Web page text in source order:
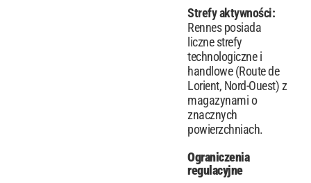
Strefy aktywności:
Rennes posiada
liczne strefy
technologiczne i
handlowe (Route de
Lorient, Nord-Ouest) z
magazynami o
znacznych
powierzchniach.
Ograniczenia
regulacyjne